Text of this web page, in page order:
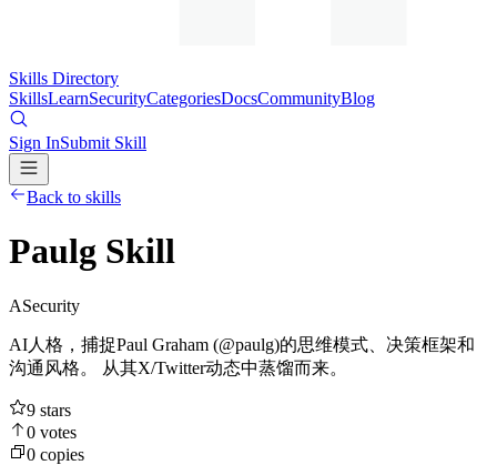
Skills Directory
SkillsLearnSecurityCategoriesDocsCommunityBlog
Sign InSubmit Skill
Back to skills
Paulg Skill
ASecurity
AI人格，捕捉Paul Graham (@paulg)的思维模式、决策框架和
沟通风格。 从其X/Twitter动态中蒸馏而来。
9 stars
0 votes
0 copies